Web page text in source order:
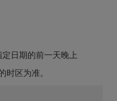
日期的前一天晚上
时区为准。